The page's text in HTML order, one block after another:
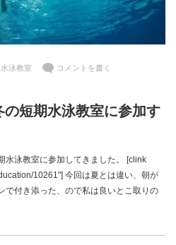
水泳教室
コメントを書く
短期水泳教室に参加す
水泳教室に参加してきました。 [clink
10261"] 今回は夏とは違い、朝が
で付き添った、ので私は良いとこ取りの